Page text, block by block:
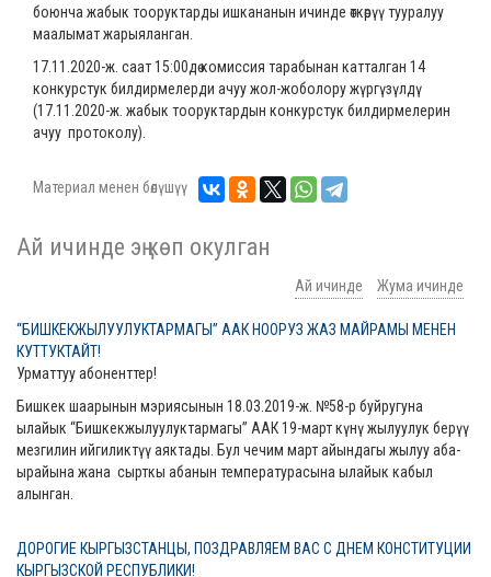
боюнча жабык тооруктарды ишкананын ичинде өткөрүү тууралуу
маалымат жарыяланган.
17.11.2020-ж. саат 15:00дө комиссия тарабынан катталган 14
конкурстук билдирмелерди ачуу жол-жоболору жүргүзүлдү
(17.11.2020-ж. жабык тооруктардын конкурстук билдирмелерин
ачуу протоколу).
Материал менен бөлүшүү
Ай ичинде эң көп окулган
Ай ичинде Жума ичинде
“БИШКЕКЖЫЛУУЛУКТАРМАГЫ” ААК НООРУЗ ЖАЗ МАЙРАМЫ МЕНЕН
КУТТУКТАЙТ!
Урматтуу абоненттер!
Бишкек шаарынын мэриясынын 18.03.2019-ж. №58-р буйругуна
ылайык “Бишкекжылуулуктармагы” ААК 19-март күнү жылуулук берүү
мезгилин ийгиликтүү аяктады. Бул чечим март айындагы жылуу аба-
ырайына жана сырткы абанын температурасына ылайык кабыл
алынган.
ДОРОГИЕ КЫРГЫЗСТАНЦЫ, ПОЗДРАВЛЯЕМ ВАС С ДНЕМ КОНСТИТУЦИИ
КЫРГЫЗСКОЙ РЕСПУБЛИКИ!